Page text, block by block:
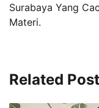
Surabaya Yang
Materi.
Related